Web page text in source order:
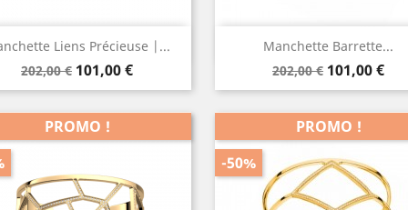
Liens Précieuse |...
Prix
de
202,00 € Prix
101,00 €
Aperçu rapide
DoréDoré
Rose
Manchette Barrette...
Prix
de
202,00 € Prix
101,00 €
Aperçu rapide
PROMO !
PROMO !
-50%